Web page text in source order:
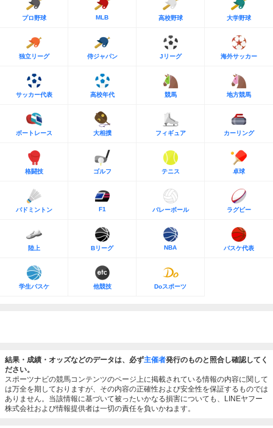
プロ野球 MLB 高校野球 大学野球
独立リーグ 侍ジャパン Jリーグ 海外サッカー
サッカー代表 高校年代 競馬 地方競馬
ボートレース 大相撲 フィギュア カーリング
格闘技 ゴルフ テニス 卓球
バドミントン F1 バレーボール ラグビー
陸上 Bリーグ NBA バスケ代表
学生バスケ 他競技 Doスポーツ
結果・成績・オッズなどのデータは、必ず主催者発行のものと照合し確認してく
ださい。
スポーツナビの競馬コンテンツのページ上に掲載されている情報の内容に関して
は万全を期しておりますが、その内容の正確性および安全性を保証するものでは
ありません。当該情報に基づいて被ったいかなる損害についても、LINEヤフー
株式会社および情報提供者は一切の責任を負いかねます。